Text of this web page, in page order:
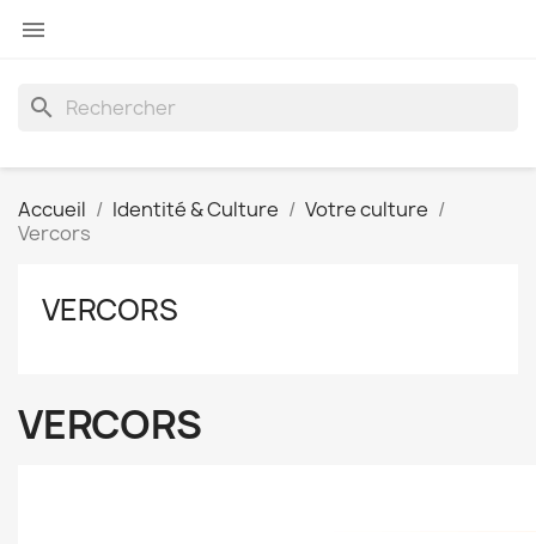

search
Accueil Identité & Culture
Votre culture
Vercors
VERCORS
VERCORS